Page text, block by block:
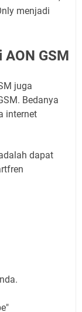
menjadi
GSM
juga
Bedanya
internet
dapat